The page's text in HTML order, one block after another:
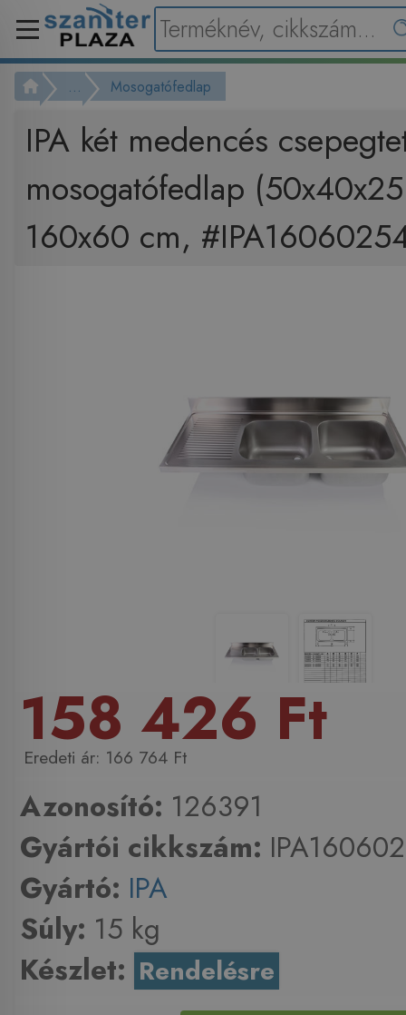
... Mosogatófedlap
IPA két medencés
mosogatófedlap
160x60 cm,
158 426 Ft
166 764 Ft
Azonosító: 126391
Gyártói cikkszám:
Gyártó: IPA
Súly: 15 kg
Készlet: Rendelésre